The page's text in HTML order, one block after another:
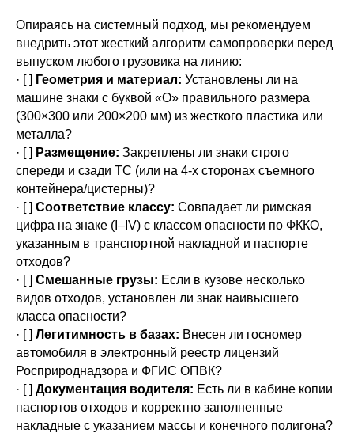
Опираясь на системный подход, мы рекомендуем
внедрить этот жесткий алгоритм самопроверки перед
выпуском любого грузовика на линию:
· [ ] Геометрия и материал: Установлены ли на
машине знаки с буквой «О» правильного размера
(300×300 или 200×200 мм) из жесткого пластика или
металла?
· [ ] Размещение: Закреплены ли знаки строго
спереди и сзади ТС (или на 4-х сторонах съемного
контейнера/цистерны)?
· [ ] Соответствие классу: Совпадает ли римская
цифра на знаке (I–IV) с классом опасности по ФККО,
указанным в транспортной накладной и паспорте
отходов?
· [ ] Смешанные грузы: Если в кузове несколько
видов отходов, установлен ли знак наивысшего
класса опасности?
· [ ] Легитимность в базах: Внесен ли госномер
автомобиля в электронный реестр лицензий
Росприроднадзора и ФГИС ОПВК?
· [ ] Документация водителя: Есть ли в кабине копии
паспортов отходов и корректно заполненные
накладные с указанием массы и конечного полигона?